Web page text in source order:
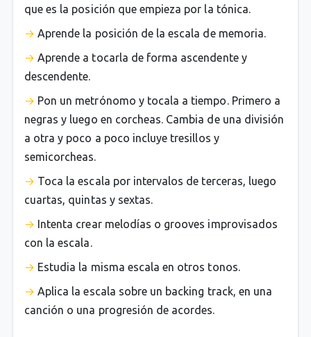
que es la posición que empieza por la tónica.
Aprende la posición de la escala de memoria.
Aprende a tocarla de forma ascendente y
descendente.
Pon un metrónomo y tocala a tiempo. Primero a
negras y luego en corcheas. Cambia de una división
a otra y poco a poco incluye tresillos y
semicorcheas.
Toca la escala por intervalos de terceras, luego
cuartas, quintas y sextas.
Intenta crear melodías o grooves improvisados
con la escala.
Estudia la misma escala en otros tonos.
Aplica la escala sobre un backing track, en una
canción o una progresión de acordes.